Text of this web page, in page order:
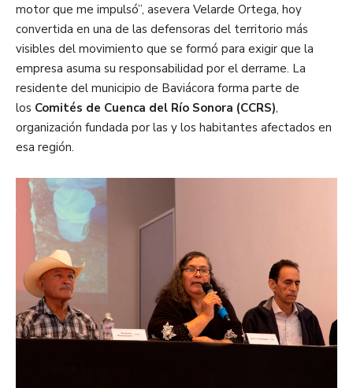
motor que me impulsó”, asevera Velarde Ortega, hoy
convertida en una de las defensoras del territorio más
visibles del movimiento que se formó para exigir que la
empresa asuma su responsabilidad por el derrame. La
residente del municipio de Baviácora forma parte de
los Comités de Cuenca del Río Sonora (CCRS),
organización fundada por las y los habitantes afectados en
esa región.